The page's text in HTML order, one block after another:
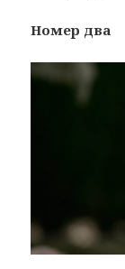
Номер два